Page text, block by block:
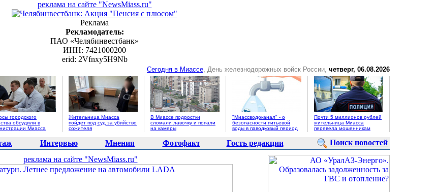
реклама на сайте "NewsMiass.ru"
Реклама
Рекламодатель:
ПАО «Челябинвестбанк»
ИНН: 7421000200
erid: 2Vfnxy5H9Nb
Сегодня в Миассе, День железнодорожных войск России, четверг, 06.08.2026
городского
обсудили в
Миасса
Жительница Миасса
пойдёт под суд за убийство
сожителя
В Миассе подростки
сломали лавочку и попали
на камеры
"Миассводоканал" - о
безопасности питьевой
воды в паводковый период
Почти 5 миллионов рублей
жительница Миасса
перевела мошенникам
Интервью Мнения Фотофакт Гость редакции Поиск новостей
реклама на сайте "NewsMiass.ru"